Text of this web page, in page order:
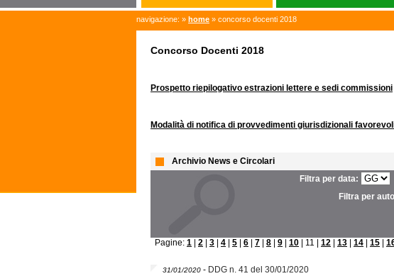
navigazione: » home » concorso docenti 2018
Concorso Docenti 2018
Prospetto riepilogativo estrazioni lettere e sedi commissioni
Modalità di notifica di provvedimenti giurisdizionali
Archivio News e Circolari
Filtra per data:
Filtra per
Pagine: 1 2 3 4 5 6 7 8 9 10 | 11 | 12 13 14 15
31/01/2020 - DDG n. 41 del 30/01/2020